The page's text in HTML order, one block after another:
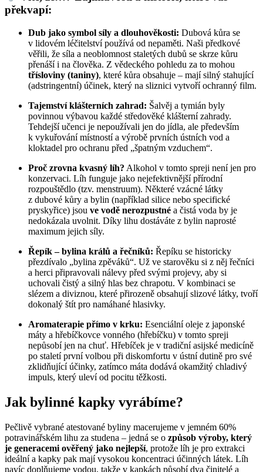
překvapí:
Dub jako symbol síly a dlouhověkosti: Dubová kůra se
v lidovém léčitelství používá od nepaměti. Naši předkové
věřili, že síla a neoblomnost staletých dubů se skrze kůru
přenáší i na člověka. Z vědeckého pohledu za to mohou
třísloviny (taniny), které kůra obsahuje – mají silný stahující
(adstringentní) účinek, který na sliznici vytvoří ochranný film.
Tajemství klášterních zahrad: Šalvěj a tymián byly
povinnou výbavou každé středověké klášterní zahrady.
Tehdejší učenci je nepoužívali jen do jídla, ale především
k vykuřování místností a výrobě prvních ústních vod a
kloktadel pro ochranu před „špatným vzduchem“.
Proč zrovna kvasný líh? Alkohol v tomto spreji není jen pro
konzervaci. Líh funguje jako nejefektivnější přírodní
rozpouštědlo (tzv. menstruum). Některé vzácné látky
z dubové kůry a bylin (například silice nebo specifické
pryskyřice) jsou ve vodě nerozpustné a čistá voda by je
nedokázala uvolnit. Díky lihu dostáváte z bylin naprosté
maximum jejich síly.
Řepík – bylina králů a řečníků: Řepíku se historicky
přezdívalo „bylina zpěváků“. Už ve starověku si z něj řečníci
a herci připravovali nálevy před svými projevy, aby si
uchovali čistý a silný hlas bez chrapotu. V kombinaci se
slézem a diviznou, které přirozeně obsahují slizové látky, tvoří
dokonalý štít pro namáhané hlasivky.
Aromaterapie přímo v krku: Esenciální oleje z japonské
máty a hřebíčkovce vonného (hřebíčku) v tomto spreji
nepůsobí jen na chuť. Hřebíček je v tradiční asijské medicíně
po staletí první volbou při diskomfortu v ústní dutině pro své
zklidňující účinky, zatímco máta dodává okamžitý chladivý
impuls, který uleví od pocitu těžkosti.
Jak bylinné kapky vyrábíme?
Pečlivě vybrané atestované byliny macerujeme v jemném 60%
potravinářském lihu za studena – jedná se o způsob výroby, který
je generacemi ověřený jako nejlepší, protože líh je pro extrakci
ideální a kapky pak mají vysokou koncentraci účinných látek. Líh
navíc doplňujeme vodou, takže v kapkách působí dva činitelé a